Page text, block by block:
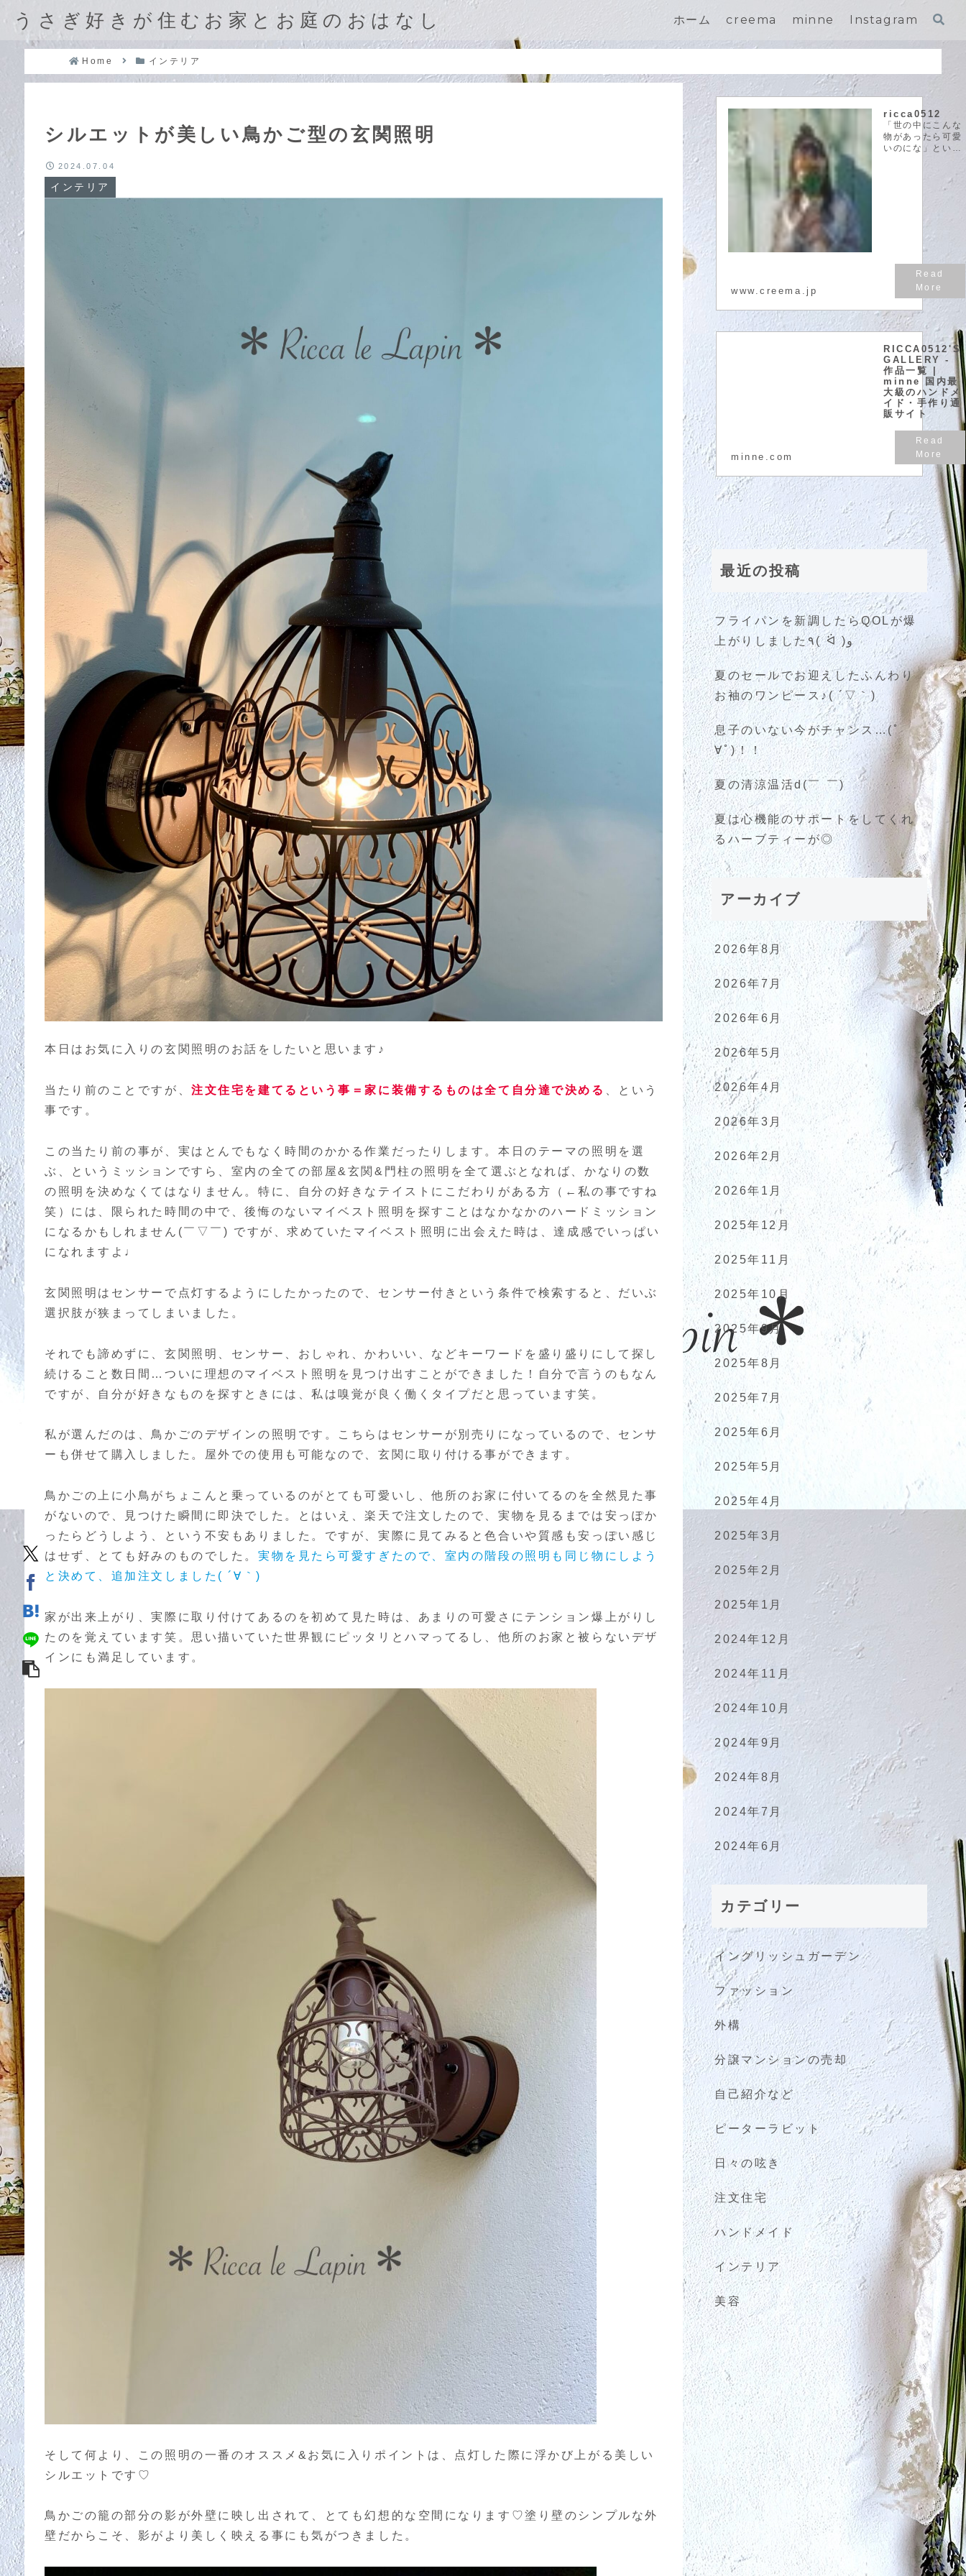
うさぎ好きが住むお家とお庭のおはなし ホーム creema minne Instagram
Home インテリア
シルエットが美しい鳥かご型の玄関照明
インテリア
2024.07.04
本日はお気に入りの玄関照明のお話をしたいと思います♪
当たり前のことですが、注文住宅を建てるという事＝家に装備するものは全て自分達で決める
、という
事です。
この当たり前の事が、実はとんでもなく時間のかかる作業だったりします。本日のテーマの照明を選
ぶ、というミッションですら、室内の全ての部屋&玄関&門柱の照明を全て選ぶとなれば、かなりの数
の照明を決めなくてはなりません。特に、自分の好きなテイストにこだわりがある方（←私の事ですね
笑）には、限られた時間の中で、後悔のないマイベスト照明を探すことはなかなかのハードミッション
になるかもしれません(￣▽￣) ですが、求めていたマイベスト照明に出会えた時は、達成感でいっぱい
になれますよ♩
玄関照明はセンサーで点灯するようにしたかったので、センサー付きという条件で検索すると、だいぶ
選択肢が狭まってしまいました。
それでも諦めずに、玄関照明、センサー、おしゃれ、かわいい、などキーワードを盛り盛りにして探し
続けること数日間…ついに理想のマイベスト照明を見つけ出すことができました！自分で言うのもなん
ですが、自分が好きなものを探すときには、私は嗅覚が良く働くタイプだと思っています笑。
私が選んだのは、鳥かごのデザインの照明です。こちらはセンサーが別売りになっているので、センサ
ーも併せて購入しました。屋外での使用も可能なので、玄関に取り付ける事ができます。
鳥かごの上に小鳥がちょこんと乗っているのがとても可愛いし、他所のお家に付いてるのを全然見た事
がないので、見つけた瞬間に即決でした。とはいえ、楽天で注文したので、実物を見るまでは安っぽか
ったらどうしよう、という不安もありました。ですが、実際に見てみると色合いや質感も安っぽい感じ
はせず、とても好みのものでした。 実物を見たら可愛すぎたので、室内の階段の照明も同じ物にしよう
と決めて、追加注文しました( ´∀｀)
家が出来上がり、実際に取り付けてあるのを初めて見た時は、あまりの可愛さにテンション爆上がりし
たのを覚えています笑。思い描いていた世界観にピッタリとハマってるし、他所のお家と被らないデザ
インにも満足しています。
そして何より、この照明の一番のオススメ&お気に入りポイントは、点灯した際に浮かび上がる美しい
シルエットです♡
鳥かごの籠の部分の影が外壁に映し出されて、とても幻想的な空間になります♡塗り壁のシンプルな外
壁だからこそ、影がより美しく映える事にも気がつきました。
ricca0512
「世の中にこんな
物があったら可愛
いのにな」という
することが大好き
作品作りをしてお
riccalel...
www.creema.jp
RICCA0512'S
GALLERY -
作品一覧 |
minne 国内最
大級のハンドメ
イド・手作り通
販サイト
minne.com
最近の投稿
フライパンを新調したらQOLが爆
上がりしました٩( ᐛ )و
夏のセールでお迎えしたふんわり
お袖のワンピース♪( ´▽｀)
息子のいない今がチャンス…(ﾟ
∀ﾟ)！！
夏の清涼温活d(￣ ￣)
夏は心機能のサポートをしてくれ
るハーブティーが◎
アーカイブ
2026年8月
2026年7月
2026年6月
2026年5月
2026年4月
2026年3月
2026年2月
2026年1月
2025年12月
2025年11月
2025年10月
2025年9月
2025年8月
2025年7月
2025年6月
2025年5月
2025年4月
2025年3月
2025年2月
2025年1月
2024年12月
2024年11月
2024年10月
2024年9月
2024年8月
2024年7月
2024年6月
カテゴリー
イングリッシュガーデン
ファッション
外構
分譲マンションの売却
自己紹介など
ピーターラビット
日々の呟き
注文住宅
ハンドメイド
インテリア
美容